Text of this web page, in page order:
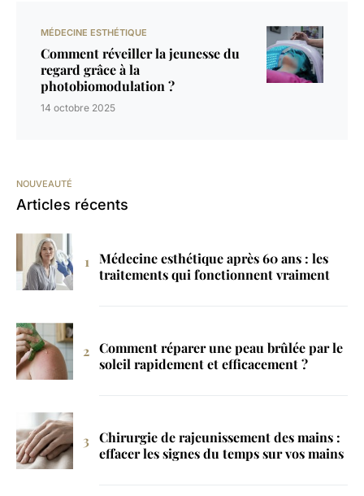
MÉDECINE ESTHÉTIQUE
Comment réveiller la jeunesse du
regard grâce à la
photobiomodulation ?
14 octobre 2025
NOUVEAUTÉ
Articles récents
Médecine esthétique après 60 ans : les
traitements qui fonctionnent vraiment
Comment réparer une peau brûlée par le
soleil rapidement et efficacement ?
Chirurgie de rajeunissement des mains :
effacer les signes du temps sur vos mains